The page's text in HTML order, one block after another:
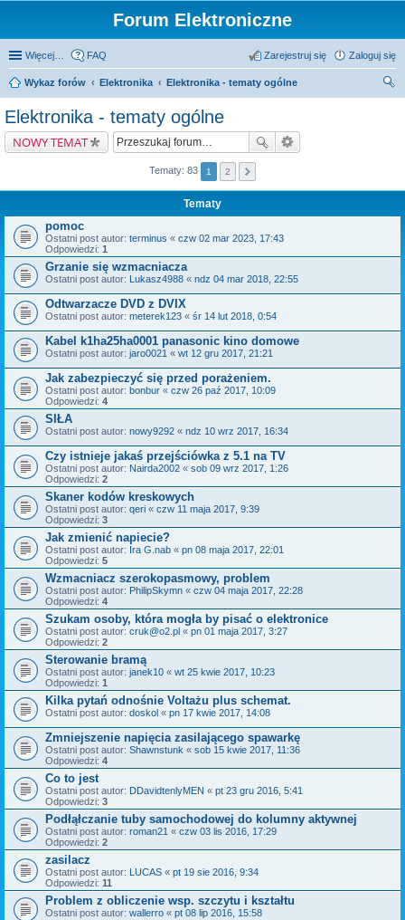
Forum Elektroniczne
Więcej… FAQ Zaloguj się
Zarejestruj się
Wykaz forów Elektronika
Elektronika - tematy ogólne
Elektronika - tematy ogólne
NOWY TEMAT
Tematy: 83 1 2
Tematy
pomoc
Ostatni post autor: terminus « czw 02 mar 2023, 17:43
Odpowiedzi: 1
Grzanie się wzmacniacza
Ostatni post autor: Lukasz4988 « ndz 04 mar 2018, 22:55
Odtwarzacze DVD z DVIX
Ostatni post autor: meterek123 « śr 14 lut 2018, 0:54
Kabel k1ha25ha0001 panasonic kino domowe
Ostatni post autor: jaro0021 « wt 12 gru 2017, 21:21
Jak zabezpieczyć się przed porażeniem.
Ostatni post autor: bonbur « czw 26 paź 2017, 10:09
Odpowiedzi: 4
SIŁA
Ostatni post autor: nowy9292 « ndz 10 wrz 2017, 16:34
Czy istnieje jakaś przejściówka z 5.1 na TV
Ostatni post autor: Nairda2002 « sob 09 wrz 2017, 1:26
Odpowiedzi: 2
Skaner kodów kreskowych
Ostatni post autor: qeri « czw 11 maja 2017, 9:39
Odpowiedzi: 3
Jak zmienić napiecie?
Ostatni post autor: Ira G.nab « pn 08 maja 2017, 22:01
Odpowiedzi: 5
Wzmacniacz szerokopasmowy, problem
Ostatni post autor: PhilipSkymn « czw 04 maja 2017, 22:28
Odpowiedzi: 4
Szukam osoby, która mogła by pisać o elektronice
Ostatni post autor: cruk@o2.pl « pn 01 maja 2017, 3:27
Odpowiedzi: 2
Sterowanie bramą
Ostatni post autor: janek10 « wt 25 kwie 2017, 10:23
Odpowiedzi: 1
Kilka pytań odnośnie Voltażu plus schemat.
Ostatni post autor: doskol « pn 17 kwie 2017, 14:08
Zmniejszenie napięcia zasilającego spawarkę
Ostatni post autor: Shawnstunk « sob 15 kwie 2017, 11:36
Odpowiedzi: 4
Co to jest
Ostatni post autor: DDavidtenlyMEN « pt 23 gru 2016, 5:41
Odpowiedzi: 3
Podłąłczanie tuby samochodowej do kolumny aktywnej
Ostatni post autor: roman21 « czw 03 lis 2016, 17:29
Odpowiedzi: 2
zasilacz
Ostatni post autor: LUCAS « pt 19 sie 2016, 9:34
Odpowiedzi: 11
Problem z obliczenie wsp. szczytu i kształtu
Ostatni post autor: wallerro « pt 08 lip 2016, 15:58